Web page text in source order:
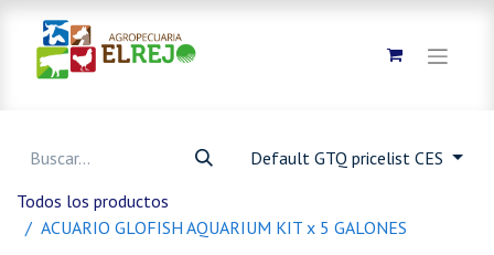
Default GTQ pricelist CES
Todos los productos
ACUARIO GLOFISH AQUARIUM KIT x 5 GALONES